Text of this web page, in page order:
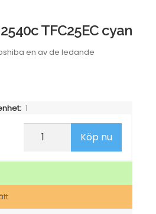
TFC25EC cyan
en av de ledande
1
Lasertoner
Toshiba
2540c
cyan
Köp nu